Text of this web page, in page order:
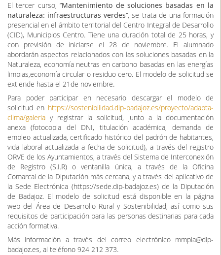
El tercer curso, ‘’Mantenimiento de soluciones basadas en la
naturaleza: infraestructuras verdes’’, se trata de una formación
presencial en el ámbito territorial del Centro Integral de Desarrollo
(CID), Municipios Centro. Tiene una duración total de 25 horas, y
con previsión de iniciarse el 28 de noviembre. El alumnado
abordarán aspectos relacionados con las soluciones basadas en la
Naturaleza, economía neutras en carbono basadas en las energías
limpias,economía circular o residuo cero. El modelo de solicitud se
extiende hasta el 21de noviembre.
Para poder participar en necesario descargar el modelo de
solicitud en https://sostenibilidad.dip-badajoz.es/proyecto/adapta-
clima/galeria y registrar la solicitud, junto a la documentación
anexa (fotocopia del DNI, titulación académica, demanda de
empleo actualizada, certificado histórico del padrón de habitantes,
vida laboral actualizada a fecha de solicitud), a través del registro
ORVE de los Ayuntamientos, a través del Sistema de Interconexión
de Registro (S.I.R) o ventanilla única, a través de la Oficina
Comarcal de la Diputación más cercana, y a través del aplicativo de
la Sede Electrónica (https://sede.dip-badajoz.es) de la Diputación
de Badajoz. El modelo de solicitud está disponible en la página
web del Área de Desarrollo Rural y Sostenibilidad, así como sus
requisitos de participación para las personas destinarias para cada
acción formativa.
Más información a través del correo electrónico mmpla@dip-
badajoz.es, al teléfono 924 212 373.